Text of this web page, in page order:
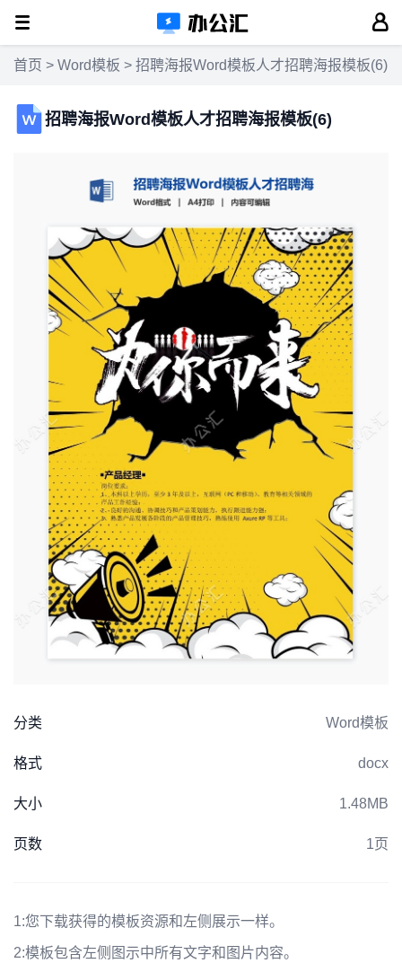
首页 > Word模板 > 招聘海报Word模板人才招聘海报模板(6)
招聘海报Word模板人才招聘海报模板(6)
分类 Word模板
格式 docx
大小 1.48MB
页数 1页
1:您下载获得的模板资源和左侧展示一样。
2:模板包含左侧图示中所有文字和图片内容。